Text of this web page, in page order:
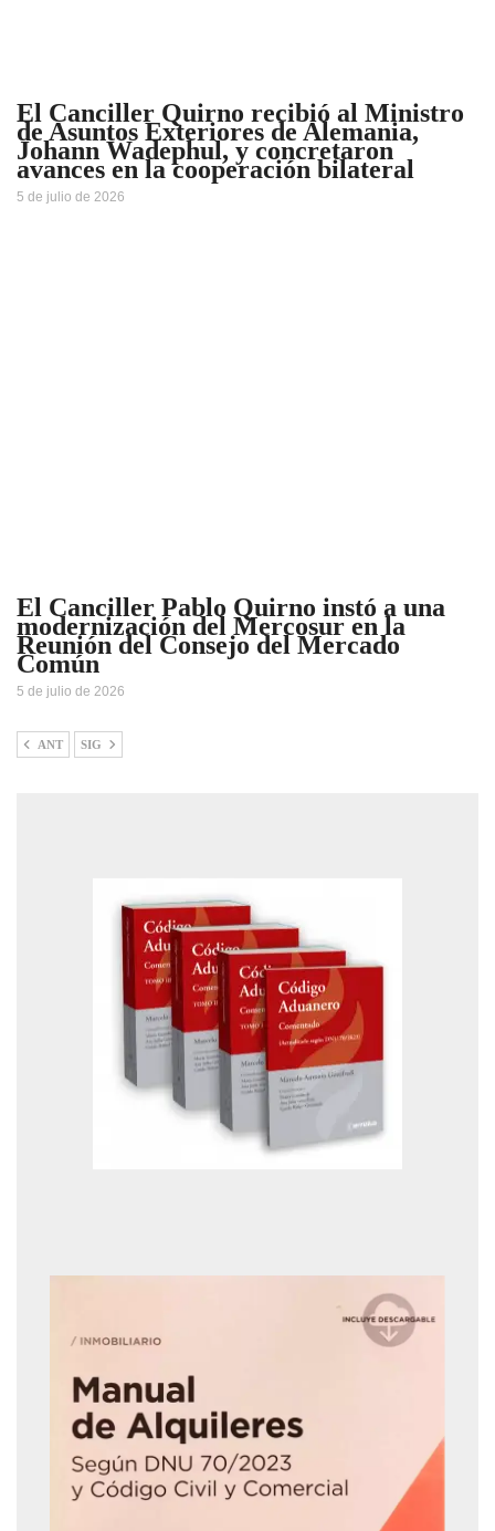
El Canciller Quirno recibió al Ministro
de Asuntos Exteriores de Alemania,
Johann Wadephul, y concretaron
avances en la cooperación bilateral
5 de julio de 2026
El Canciller Pablo Quirno instó a una
modernización del Mercosur en la
Reunión del Consejo del Mercado
Común
5 de julio de 2026
ANT SIG